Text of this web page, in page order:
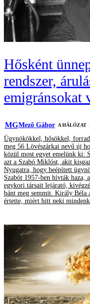
Hősként
rendszer,
emigránsokat
MGMező Gábor A HÁLÓZAT
Ügynökökkel, hősökkel,
meg 56 Lövészárkai nevű új
közül most egyet emelünk ki:
azt a Szabó Miklóst, akit
Nyugatra, hogy beépített
Szabót 1957-ben hívták haza,
egykori társait lejárató,
bánt meg semmit. Király Béla
értette, miért hitt neki